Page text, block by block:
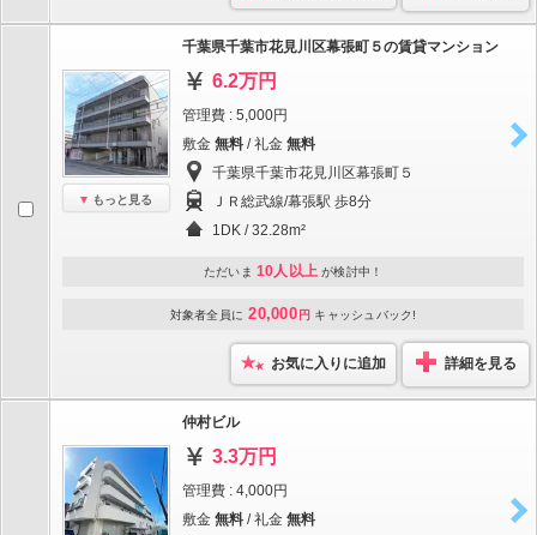
もっと見る
千葉県千葉市花見川区幕張町５の賃貸マンション
6.2万円
管理費 : 5,000円
敷金 無料 / 礼金 無料
千葉県千葉市花見川区幕張町５
ＪＲ総武線/幕張駅 歩8分
1DK / 32.28m²
ただいま 10人以上 が検討中！
対象者全員に 20,000 円 キャッシュバック!
お気に入りに追加 詳細を見る
仲村ビル
3.3万円
管理費 : 4,000円
敷金 無料 / 礼金 無料